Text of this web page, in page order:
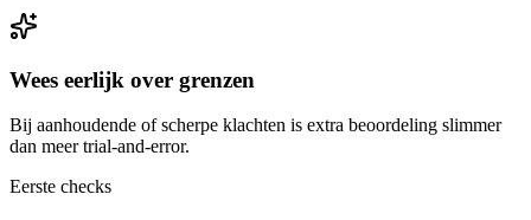
Wees eerlijk over grenzen
Bij aanhoudende of scherpe klachten is extra beoordeling slimmer
dan meer trial-and-error.
Eerste checks